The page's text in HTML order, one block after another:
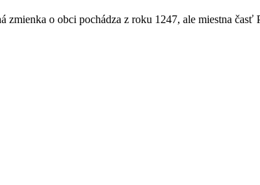
o obci pochádza z roku 1247, ale miestna časť